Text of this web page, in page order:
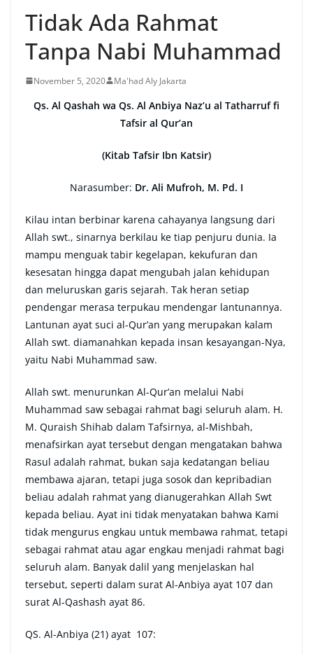
Tidak Ada Rahmat
Tanpa Nabi Muhammad
November 5, 2020 Ma'had Aly Jakarta
Qs. Al Qashah wa Qs. Al Anbiya Naz’u al Tatharruf fi
Tafsir al Qur’an
(Kitab Tafsir Ibn Katsir)
Narasumber: Dr. Ali Mufroh, M. Pd. I
Kilau intan berbinar karena cahayanya langsung dari
Allah swt., sinarnya berkilau ke tiap penjuru dunia. Ia
mampu menguak tabir kegelapan, kekufuran dan
kesesatan hingga dapat mengubah jalan kehidupan
dan meluruskan garis sejarah. Tak heran setiap
pendengar merasa terpukau mendengar lantunannya.
Lantunan ayat suci al-Qur’an yang merupakan kalam
Allah swt. diamanahkan kepada insan kesayangan-Nya,
yaitu Nabi Muhammad saw.
Allah swt. menurunkan Al-Qur’an melalui Nabi
Muhammad saw sebagai rahmat bagi seluruh alam. H.
M. Quraish Shihab dalam Tafsirnya, al-Mishbah,
menafsirkan ayat tersebut dengan mengatakan bahwa
Rasul adalah rahmat, bukan saja kedatangan beliau
membawa ajaran, tetapi juga sosok dan kepribadian
beliau adalah rahmat yang dianugerahkan Allah Swt
kepada beliau. Ayat ini tidak menyatakan bahwa Kami
tidak mengurus engkau untuk membawa rahmat, tetapi
sebagai rahmat atau agar engkau menjadi rahmat bagi
seluruh alam. Banyak dalil yang menjelaskan hal
tersebut, seperti dalam surat Al-Anbiya ayat 107 dan
surat Al-Qashash ayat 86.
QS. Al-Anbiya (21) ayat 107: